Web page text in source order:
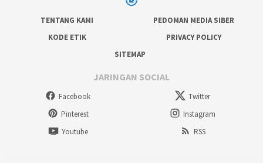
TENTANG KAMI
PEDOMAN MEDIA SIBER
KODE ETIK
PRIVACY POLICY
SITEMAP
JARINGAN SOCIAL
Facebook
Twitter
Pinterest
Instagram
Youtube
RSS